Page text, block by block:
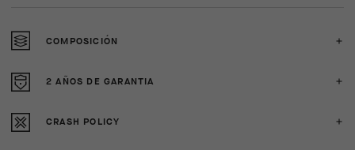
COMPOSICIÓN
2 AÑOS DE GARANTIA
CRASH POLICY